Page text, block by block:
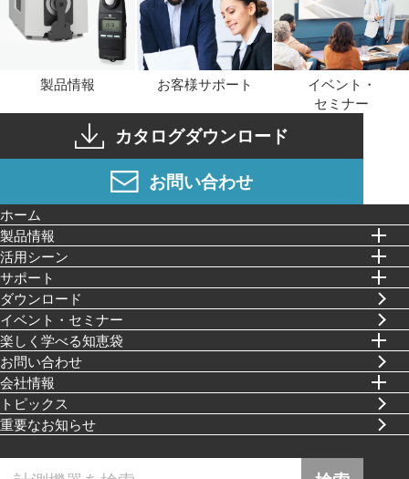
製品情報 お客様サポート
イベント・
セミナー
カタログダウンロード
お問い合わせ
ホーム
製品情報
活⽤シーン
イベント・セミナー
楽しく学べる知恵袋
サポート
お問い合わせ
ダウンロード
会社情報
トピックス
重要なお知らせ